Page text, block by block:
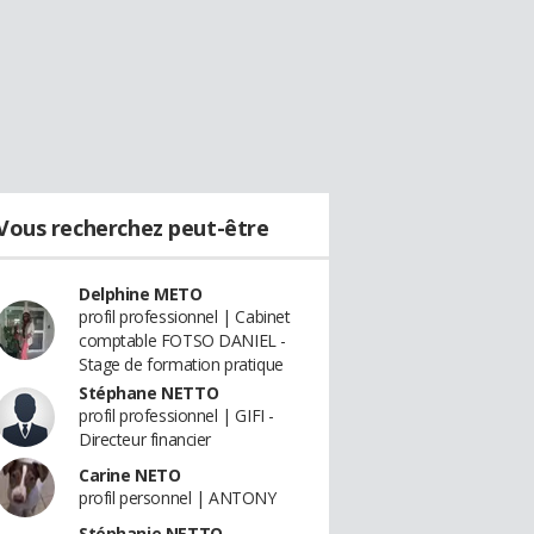
recherchez peut-être
Delphine METO
profil professionnel | Cabinet
comptable FOTSO DANIEL -
Stage de formation pratique
Stéphane NETTO
profil professionnel | GIFI -
Directeur financier
Carine NETO
profil personnel | ANTONY